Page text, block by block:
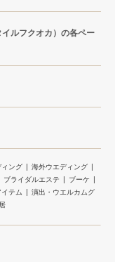
ルフクオカ）の各ペー
ィング
海外ウエディング
ブライダルエステ
ブーケ
テム
演出・ウエルカムグ